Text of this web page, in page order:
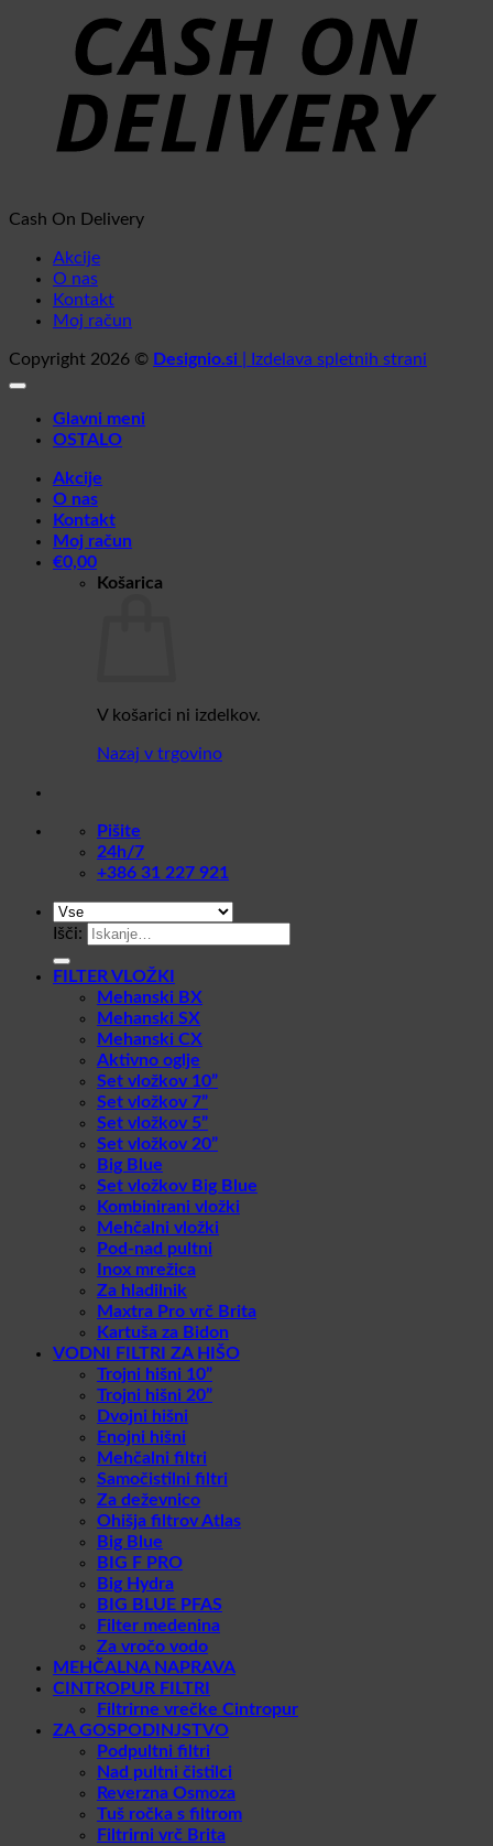
Cash On Delivery
Akcije
O nas
Kontakt
Moj račun
Copyright 2026 © Designio.si | Izdelava spletnih strani
Glavni meni
OSTALO
Akcije
O nas
Kontakt
Moj račun
€0,00
Košarica
V košarici ni izdelkov.
Nazaj v trgovino
Pišite
24h/7
+386 31 227 921
Išči:
FILTER VLOŽKI
Mehanski BX
Mehanski SX
Mehanski CX
Aktivno oglje
Set vložkov 10”
Set vložkov 7”
Set vložkov 5”
Set vložkov 20”
Big Blue
Set vložkov Big Blue
Kombinirani vložki
Mehčalni vložki
Pod-nad pultni
Inox mrežica
Za hladilnik
Maxtra Pro vrč Brita
Kartuša za Bidon
VODNI FILTRI ZA HIŠO
Trojni hišni 10”
Trojni hišni 20”
Dvojni hišni
Enojni hišni
Mehčalni filtri
Samočistilni filtri
Za deževnico
Ohišja filtrov Atlas
Big Blue
BIG F PRO
Big Hydra
BIG BLUE PFAS
Filter medenina
Za vročo vodo
MEHČALNA NAPRAVA
CINTROPUR FILTRI
Filtrirne vrečke Cintropur
ZA GOSPODINJSTVO
Podpultni filtri
Nad pultni čistilci
Reverzna Osmoza
Tuš ročka s filtrom
Filtrirni vrč Brita